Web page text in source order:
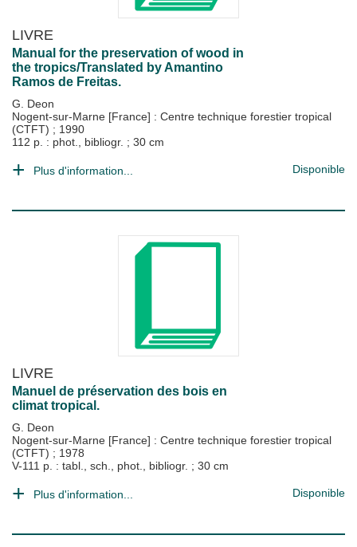
LIVRE
Manual for the preservation of wood in
the tropics/Translated by Amantino
Ramos de Freitas.
G. Deon
Nogent-sur-Marne [France] : Centre technique forestier tropical
(CTFT) ; 1990
112 p. : phot., bibliogr. ; 30 cm
Plus d'information... Disponible
LIVRE
Manuel de préservation des bois en
climat tropical.
G. Deon
Nogent-sur-Marne [France] : Centre technique forestier tropical
(CTFT) ; 1978
V-111 p. : tabl., sch., phot., bibliogr. ; 30 cm
Plus d'information... Disponible